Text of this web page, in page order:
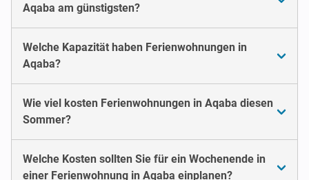
Aqaba am günstigsten?
Welche Kapazität haben Ferienwohnungen in
Aqaba?
Wie viel kosten Ferienwohnungen in Aqaba diesen
Sommer?
Welche Kosten sollten Sie für ein Wochenende in
einer Ferienwohnung in Aqaba einplanen?